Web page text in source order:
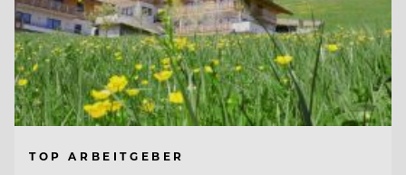
TOP ARBEITGEBER